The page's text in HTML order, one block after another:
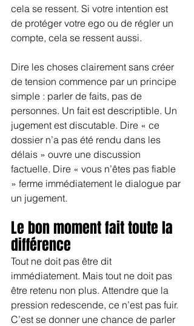
cela se ressent. Si votre intention est
de protéger votre ego ou de régler un
compte, cela se ressent aussi.
Dire les choses clairement sans créer
de tension commence par un principe
simple : parler de faits, pas de
personnes. Un fait est descriptible. Un
jugement est discutable. Dire « ce
dossier n’a pas été rendu dans les
délais » ouvre une discussion
factuelle. Dire « vous n’êtes pas fiable
» ferme immédiatement le dialogue par
un jugement.
Le bon moment fait toute la
différence
Tout ne doit pas être dit
immédiatement. Mais tout ne doit pas
être retenu non plus. Attendre que la
pression redescende, ce n’est pas fuir.
C’est se donner une chance de parler